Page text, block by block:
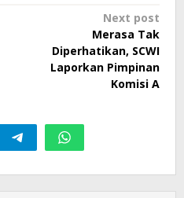
Next post
Merasa Tak
Diperhatikan, SCWI
Laporkan Pimpinan
Komisi A